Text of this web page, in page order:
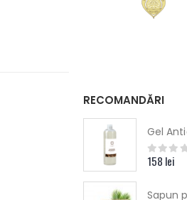
RECOMANDĂRI
0out of 5
158 lei